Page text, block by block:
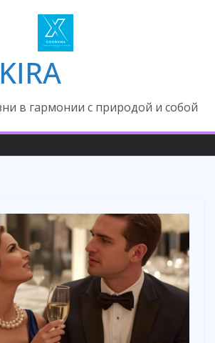
в гармонии с природой и собой